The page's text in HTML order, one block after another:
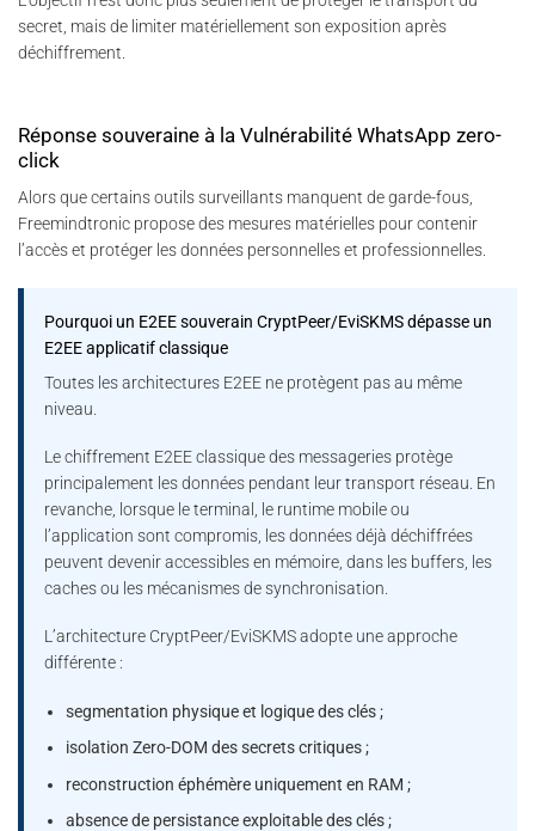
secret, mais de limiter matériellement son exposition après
déchiffrement.
Réponse souveraine à la Vulnérabilité WhatsApp zero-
click
Alors que certains outils surveillants manquent de garde-fous,
Freemindtronic propose des mesures matérielles pour contenir
l’accès et protéger les données personnelles et professionnelles.
Pourquoi un E2EE souverain CryptPeer/EviSKMS dépasse un
E2EE applicatif classique
Toutes les architectures E2EE ne protègent pas au même
niveau.
Le chiffrement E2EE classique des messageries protège
principalement les données pendant leur transport réseau. En
revanche, lorsque le terminal, le runtime mobile ou
l’application sont compromis, les données déjà déchiffrées
peuvent devenir accessibles en mémoire, dans les buffers, les
caches ou les mécanismes de synchronisation.
L’architecture CryptPeer/EviSKMS adopte une approche
différente :
segmentation physique et logique des clés ;
isolation Zero-DOM des secrets critiques ;
reconstruction éphémère uniquement en RAM ;
absence de persistance exploitable des clés ;